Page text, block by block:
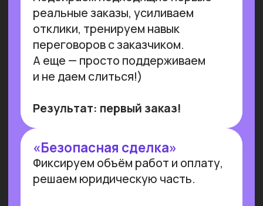
ПРОВОДИМ
ИССЛЕДОВАНИЯ ПО ИИ
СОВМЕСТНО С ЛУЧШИМИ
ВУЗАМИ СТРАНЫ